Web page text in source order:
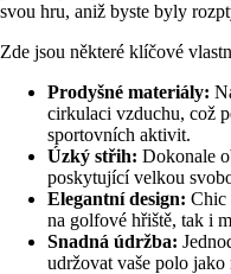
svou hru, aniž byste byly
Zde jsou některé klíčové
Prodyšné materiály:
cirkulaci vzduchu, což
sportovních aktivit.
Úzký střih: Dokonale
poskytující velkou
Elegantní design: Chic
na golfové hřiště, tak i
Snadná údržba:
udržovat vaše polo